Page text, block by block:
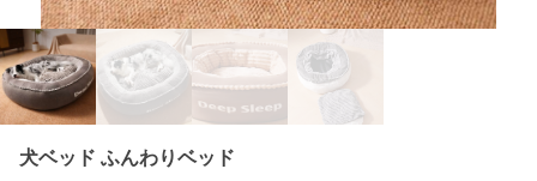
犬ベッド ふんわりベッド